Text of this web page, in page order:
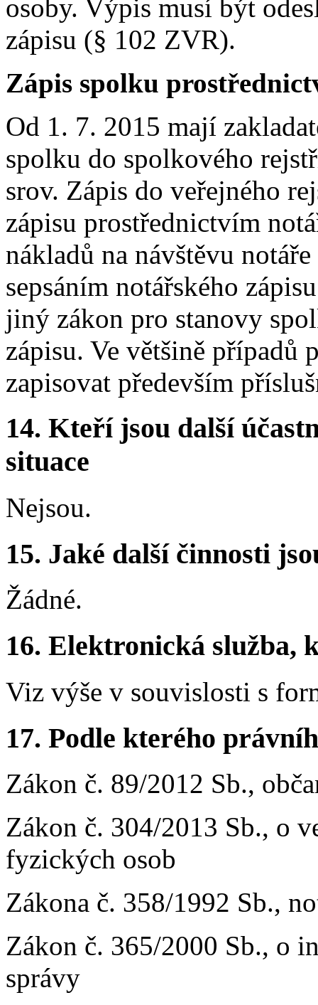
osoby. Výpis musí být
zápisu (§ 102 ZVR).
Zápis spolku
Od 1. 7. 2015 mají
spolku do spolkového
srov. Zápis do veřejného
zápisu prostřednictvím
nákladů na návštěvu
sepsáním notářského
jiný zákon pro stanovy
zápisu. Ve většině případů
zapisovat především
14. Kteří jsou další
situace
Nejsou.
15. Jaké další činnosti
Žádné.
16. Elektronická služba,
Viz výše v souvislosti s
17. Podle kterého
Zákon č. 89/2012 Sb.,
Zákon č. 304/2013 Sb., o
fyzických osob
Zákona č. 358/1992 Sb.,
Zákon č. 365/2000 Sb., o
správy